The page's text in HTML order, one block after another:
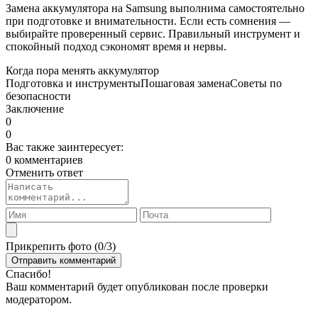
Замена аккумулятора на Samsung выполнима самостоятельно
при подготовке и внимательности. Если есть сомнения —
выбирайте проверенный сервис. Правильный инструмент и
спокойный подход сэкономят время и нервы.
Когда пора менять аккумулятор
Подготовка и инструментыПошаговая заменаСоветы по
безопасности
Заключение
0
0
Вас также заинтересует:
0 комментариев
Отменить ответ
Прикрепить фото (0/3)
Спасибо!
Ваш комментарий будет опубликован после проверки
модератором.